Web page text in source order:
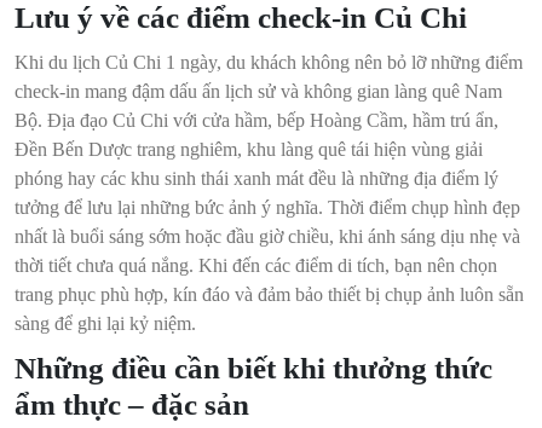
Lưu ý về các điểm check-in Củ Chi
Khi du lịch Củ Chi 1 ngày, du khách không nên bỏ lỡ những điểm
check-in mang đậm dấu ấn lịch sử và không gian làng quê Nam
Bộ. Địa đạo Củ Chi với cửa hầm, bếp Hoàng Cầm, hầm trú ẩn,
Đền Bến Dược trang nghiêm, khu làng quê tái hiện vùng giải
phóng hay các khu sinh thái xanh mát đều là những địa điểm lý
tưởng để lưu lại những bức ảnh ý nghĩa. Thời điểm chụp hình đẹp
nhất là buổi sáng sớm hoặc đầu giờ chiều, khi ánh sáng dịu nhẹ và
thời tiết chưa quá nắng. Khi đến các điểm di tích, bạn nên chọn
trang phục phù hợp, kín đáo và đảm bảo thiết bị chụp ảnh luôn sẵn
sàng để ghi lại kỷ niệm.
Những điều cần biết khi thưởng thức
ẩm thực – đặc sản